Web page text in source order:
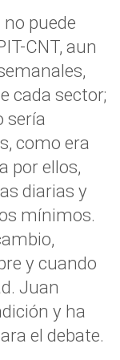
puede
CNT, aun
cada sector;
sería
como era
por ellos,
diarias y
mínimos.
y cuando
Juan
y ha
el debate.